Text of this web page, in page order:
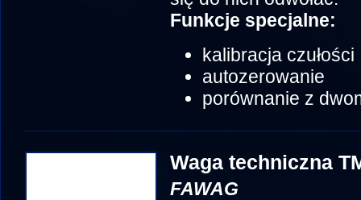
Funkcje specjalne:
kalibracja czułości
autozerowanie
porównanie z
Waga techniczna
FAWAG